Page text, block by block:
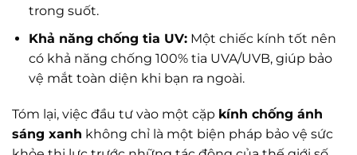
trong suốt.
Khả năng chống tia UV:Một chiếc kính tốt nên
có khả năng chống 100% tia UVA/UVB, giúp bảo
vệ mắt toàn diện khi bạn ra ngoài.
Tóm lại, việc đầu tư vào một cặp kính chống ánh
sáng xanh không chỉ là một biện pháp bảo vệ sức